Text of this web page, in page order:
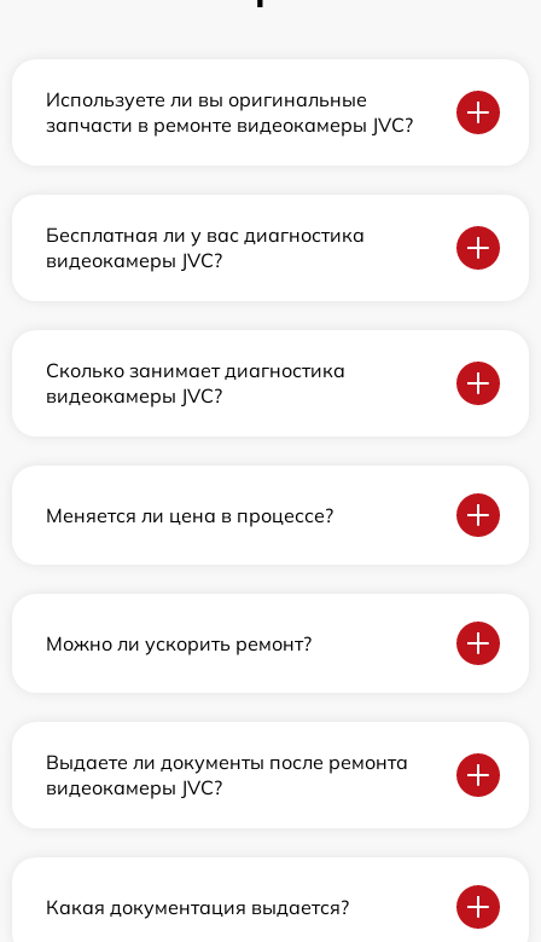
Используете ли вы оригинальные
запчасти в ремонте видеокамеры JVC?
Бесплатная ли у вас диагностика
видеокамеры JVC?
Сколько занимает диагностика
видеокамеры JVC?
Меняется ли цена в процессе?
Можно ли ускорить ремонт?
Выдаете ли документы после ремонта
видеокамеры JVC?
Какая документация выдается?